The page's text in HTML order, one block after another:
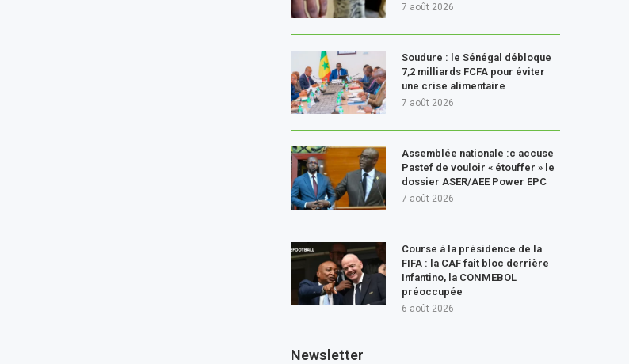
7 août 2026
Soudure : le Sénégal débloque
7,2 milliards FCFA pour éviter
une crise alimentaire
7 août 2026
Assemblée nationale :c accuse
Pastef de vouloir « étouffer » le
dossier ASER/AEE Power EPC
7 août 2026
Course à la présidence de la
FIFA : la CAF fait bloc derrière
Infantino, la CONMEBOL
préoccupée
6 août 2026
Newsletter